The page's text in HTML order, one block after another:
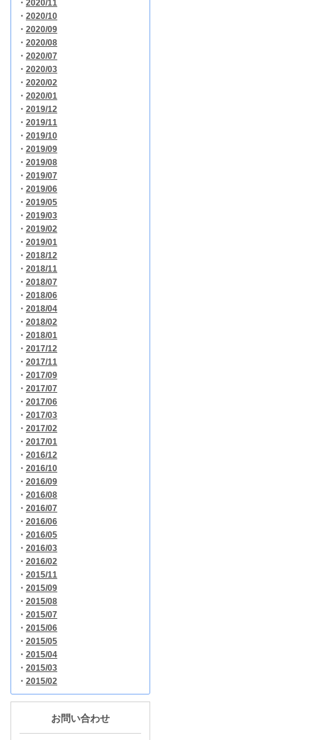
・ 2020/11
・ 2020/10
・ 2020/09
・ 2020/08
・ 2020/07
・ 2020/03
・ 2020/02
・ 2020/01
・ 2019/12
・ 2019/11
・ 2019/10
・ 2019/09
・ 2019/08
・ 2019/07
・ 2019/06
・ 2019/05
・ 2019/03
・ 2019/02
・ 2019/01
・ 2018/12
・ 2018/11
・ 2018/07
・ 2018/06
・ 2018/04
・ 2018/02
・ 2018/01
・ 2017/12
・ 2017/11
・ 2017/09
・ 2017/07
・ 2017/06
・ 2017/03
・ 2017/02
・ 2017/01
・ 2016/12
・ 2016/10
・ 2016/09
・ 2016/08
・ 2016/07
・ 2016/06
・ 2016/05
・ 2016/03
・ 2016/02
・ 2015/11
・ 2015/09
・ 2015/08
・ 2015/07
・ 2015/06
・ 2015/05
・ 2015/04
・ 2015/03
・ 2015/02
お問い合わせ